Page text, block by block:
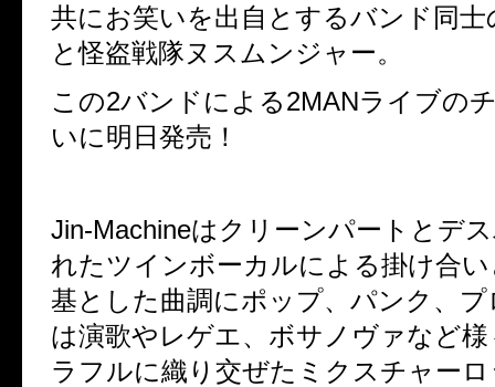
共にお笑いを出自とするバンド同士
と怪盗戦隊ヌスムンジャー。
この2バンドによる2MANライブの
いに明日発売！
Jin-Machineはクリーンパートとデ
れたツインボーカルによる掛け合
基とした曲調にポップ、パンク、
は演歌やレゲエ、ボサノヴァなど
ラフルに織り交ぜたミクスチャー